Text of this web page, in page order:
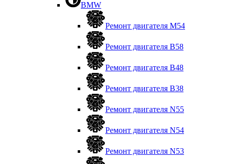
BMW
Ремонт двигателя М54
Ремонт двигателя B58
Ремонт двигателя В48
Ремонт двигателя В38
Ремонт двигателя N55
Ремонт двигателя N54
Ремонт двигателя N53